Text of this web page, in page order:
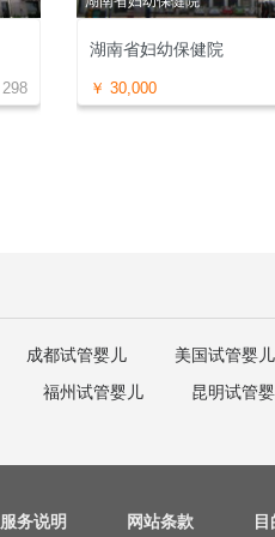
298
湖南省妇幼保健院
￥ 30,000
成都试管婴儿 美国试管婴儿
福州试管婴儿 昆明试管
服务说明 网站条款